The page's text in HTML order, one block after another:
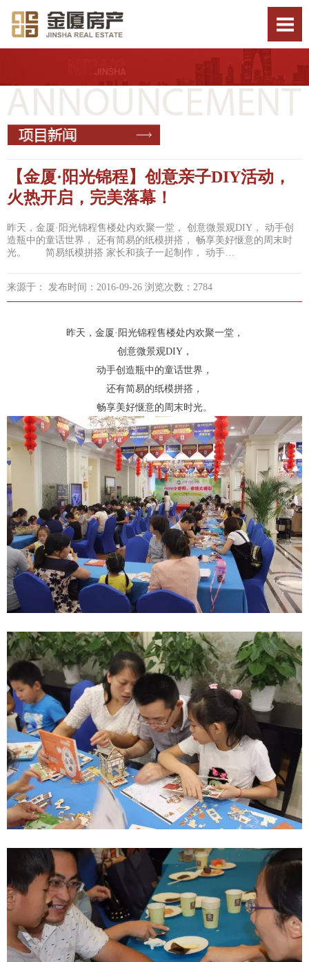
【金厦·阳光锦程】创意亲子DIY活动，
火热开启，完美落幕！
昨天，金厦·阳光锦程售楼处内欢聚一堂， 创意微景观DIY， 动手创
造瓶中的童话世界， 还有简易的纸模拼搭， 畅享美好惬意的周末时
光。 简易纸模拼搭 家长和孩子一起制作， 动手…
来源于： 发布时间：2016-09-26 浏览次数：2784
昨天，金厦·阳光锦程售楼处内欢聚一堂，
创意微景观DIY，
动手创造瓶中的童话世界，
还有简易的纸模拼搭，
畅享美好惬意的周末时光。